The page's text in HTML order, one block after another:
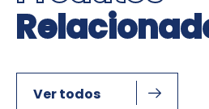
Ver todos